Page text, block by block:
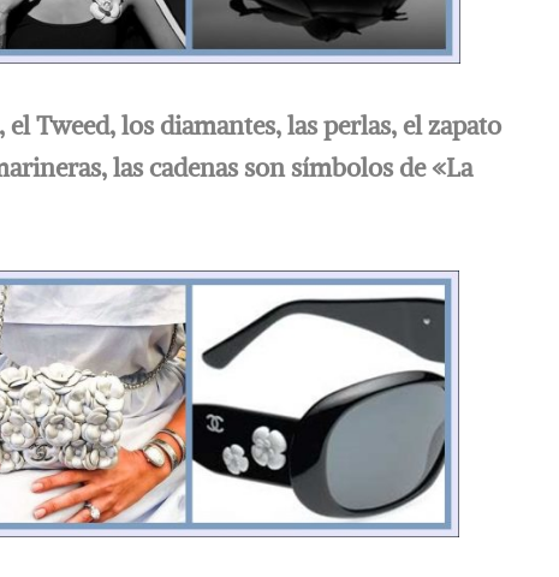
el Tweed, los diamantes, las perlas, el zapato
las cadenas son símbolos de «La